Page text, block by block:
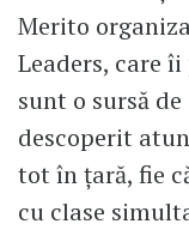
Merito
Leaders, care
sunt o sursă
descoperit
tot în țară, fie
cu clase